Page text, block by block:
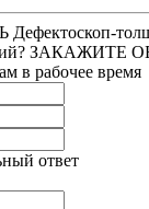
в рабочее время
ответ